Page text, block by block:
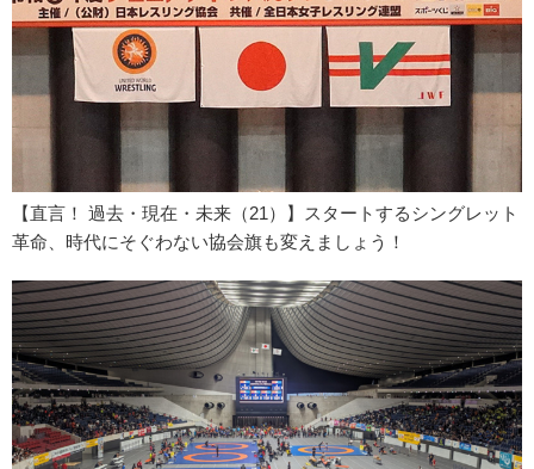
【直言！ 過去・現在・未来（21）】スタートするシングレット
革命、時代にそぐわない協会旗も変えましょう！